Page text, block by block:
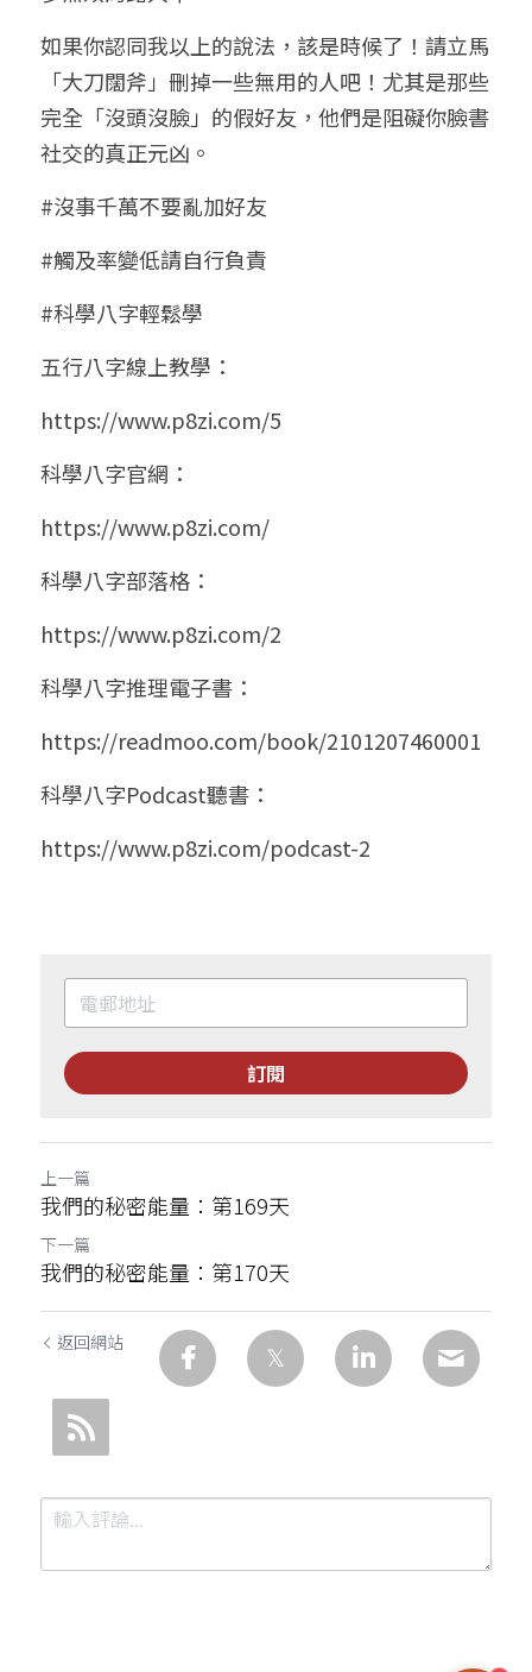
如果你認同我以上的說法，該是時候了！請立馬
「大刀闊斧」刪掉一些無用的人吧！尤其是那些
完全「沒頭沒臉」的假好友，他們是阻礙你臉書
社交的真正元凶。
#沒事千萬不要亂加好友
#觸及率變低請自行負責
#科學八字輕鬆學
五行八字線上教學：
https://www.p8zi.com/5
科學八字官網：
https://www.p8zi.com/
科學八字部落格：
https://www.p8zi.com/2
科學八字推理電子書：
https://readmoo.com/book/2101207460001
科學八字Podcast聽書：
https://www.p8zi.com/podcast-2
訂閱
上一篇
我們的秘密能量：第169天
下一篇
我們的秘密能量：第170天
返回網站